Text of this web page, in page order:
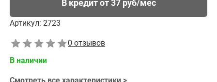
В кредит от 37 руб/мес
Артикул: 2723
0 отзывов
В наличии